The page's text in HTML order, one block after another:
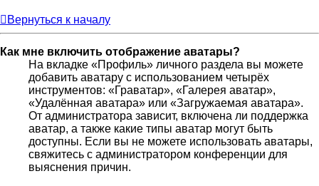
Вернуться к началу
Как мне включить отображение аватары?
На вкладке «Профиль» личного раздела вы можете
добавить аватару с использованием четырёх
инструментов: «Граватар», «Галерея аватар»,
«Удалённая аватара» или «Загружаемая аватара».
От администратора зависит, включена ли поддержка
аватар, а также какие типы аватар могут быть
доступны. Если вы не можете использовать аватары,
свяжитесь с администратором конференции для
выяснения причин.